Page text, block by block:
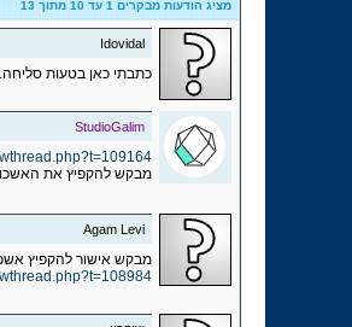
מציג הודעות מבקרים 1 עד 10מתוך 13
Idovidal
כתבתי כאן בטעות סליחה.
StudioGalim
מבקש להקפיץ את
Agam Levi
מבקש אישור להקפיץ